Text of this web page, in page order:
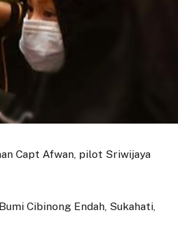
Capt Afwan, pilot Sriwijaya
Cibinong Endah, Sukahati,